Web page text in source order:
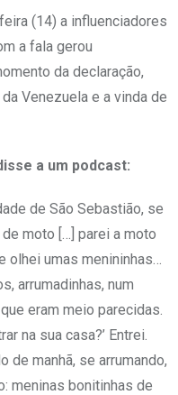
(14) a influenciadores
a fala gerou
da declaração,
Venezuela e a vinda de
a um podcast:
de São Sebastião, se
moto […] parei a moto
umas menininhas…
arrumadinhas, num
eram meio parecidas.
na sua casa?’ Entrei.
de manhã, se arrumando,
meninas bonitinhas de